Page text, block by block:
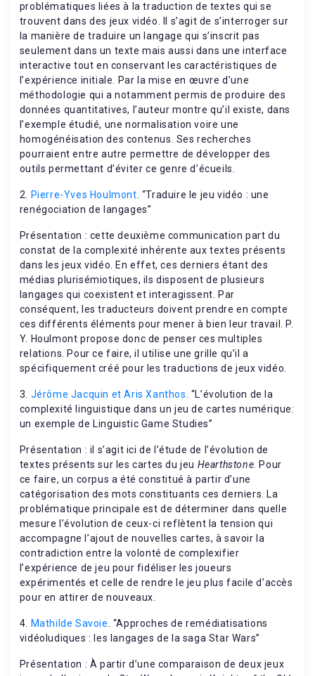
problématiques liées à la traduction de textes qui se
trouvent dans des jeux vidéo. Il s’agit de s’interroger sur
la manière de traduire un langage qui s’inscrit pas
seulement dans un texte mais aussi dans une interface
interactive tout en conservant les caractéristiques de
l’expérience initiale. Par la mise en œuvre d’une
méthodologie qui a notamment permis de produire des
données quantitatives, l’auteur montre qu’il existe, dans
l’exemple étudié, une normalisation voire une
homogénéisation des contenus. Ses recherches
pourraient entre autre permettre de développer des
outils permettant d’éviter ce genre d’écueils.
2. Pierre-Yves Houlmont . “Traduire le jeu vidéo : une
renégociation de langages”
Présentation : cette deuxième communication part du
constat de la complexité inhérente aux textes présents
dans les jeux vidéo. En effet, ces derniers étant des
médias plurisémiotiques, ils disposent de plusieurs
langages qui coexistent et interagissent. Par
conséquent, les traducteurs doivent prendre en compte
ces différents éléments pour mener à bien leur travail. P.
Y. Houlmont propose donc de penser ces multiples
relations. Pour ce faire, il utilise une grille qu’il a
spécifiquement créé pour les traductions de jeux vidéo.
3. Jérôme Jacquin et Aris Xanthos . “L’évolution de la
complexité linguistique dans un jeu de cartes numérique:
un exemple de Linguistic Game Studies”
Présentation : il s’agit ici de l’étude de l’évolution de
textes présents sur les cartes du jeu Hearthstone . Pour
ce faire, un corpus a été constitué à partir d’une
catégorisation des mots constituants ces derniers. La
problématique principale est de déterminer dans quelle
mesure l’évolution de ceux-ci reflètent la tension qui
accompagne l’ajout de nouvelles cartes, à savoir la
contradiction entre la volonté de complexifier
l’expérience de jeu pour fidéliser les joueurs
expérimentés et celle de rendre le jeu plus facile d’accès
pour en attirer de nouveaux.
4. Mathilde Savoie . “Approches de remédiatisations
vidéoludiques : les langages de la saga Star Wars”
Présentation : À partir d’une comparaison de deux jeux